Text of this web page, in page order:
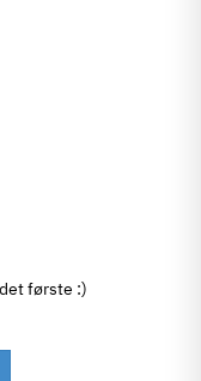
første :)